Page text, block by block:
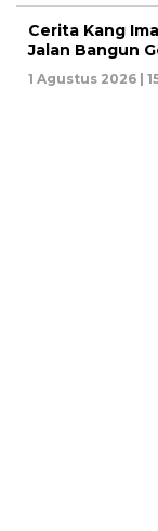
Cerita Kang
Jalan Bangun
1 Agustus 2026 |